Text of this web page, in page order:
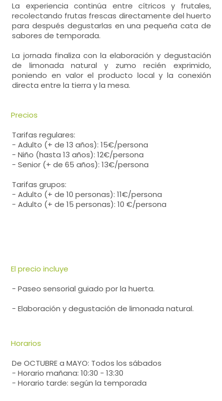
La experiencia continúa entre cítricos y frutales,
recolectando frutas frescas directamente del huerto
para después degustarlas en una pequeña cata de
sabores de temporada.
La jornada finaliza con la elaboración y degustación
de limonada natural y zumo recién exprimido,
poniendo en valor el producto local y la conexión
directa entre la tierra y la mesa.
Precios
Tarifas regulares:
- Adulto (+ de 13 años): 15€/persona
- Niño (hasta 13 años): 12€/persona
- Senior (+ de 65 años): 13€/persona
Tarifas grupos:
- Adulto (+ de 10 personas): 11€/persona
- Adulto (+ de 15 personas): 10 €/persona
El precio incluye
- Paseo sensorial guiado por la huerta.
- Elaboración y degustación de limonada natural.
Horarios
De OCTUBRE a MAYO: Todos los sábados
- Horario mañana: 10:30 - 13:30
- Horario tarde: según la temporada